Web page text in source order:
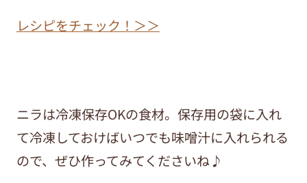
レシピをチェック！＞＞
ニラは冷凍保存OKの食材。保存用の袋に入れ
て冷凍しておけばいつでも味噌汁に入れられる
ので、ぜひ作ってみてくださいね♪